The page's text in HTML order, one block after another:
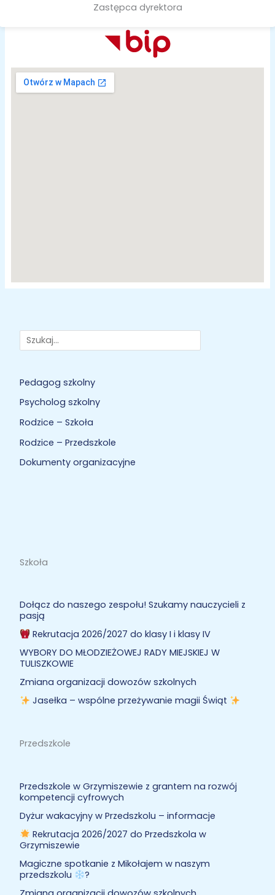
Zastępca dyrektora
Szukaj
Pedagog szkolny
Psycholog szkolny
Rodzice – Szkoła
Rodzice – Przedszkole
Dokumenty organizacyjne
Szkoła
Dołącz do naszego zespołu! Szukamy nauczycieli z
pasją
Rekrutacja 2026/2027 do klasy I i klasy IV
WYBORY DO MŁODZIEŻOWEJ RADY MIEJSKIEJ W
TULISZKOWIE
Zmiana organizacji dowozów szkolnych
Jasełka – wspólne przeżywanie magii Świąt
Przedszkole
Przedszkole w Grzymiszewie z grantem na rozwój
kompetencji cyfrowych
Dyżur wakacyjny w Przedszkolu – informacje
Rekrutacja 2026/2027 do Przedszkola w
Grzymiszewie
Magiczne spotkanie z Mikołajem w naszym
przedszkolu
?